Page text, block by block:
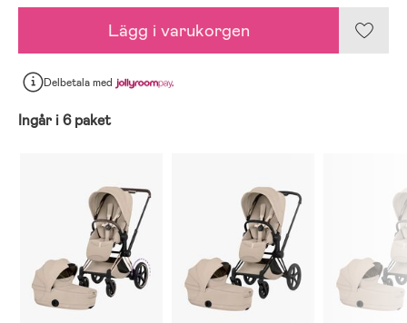
Lägg i varukorgen
Delbetalamed
Ingår i 6 paket